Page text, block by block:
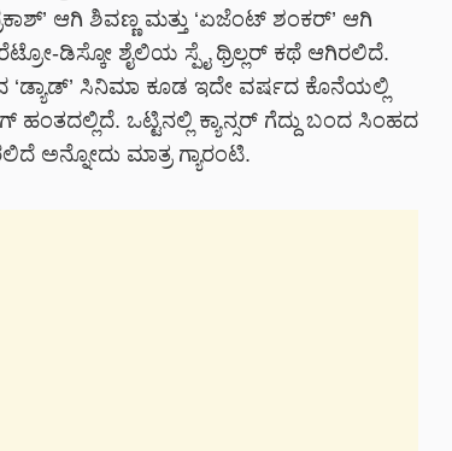
ಆಗಿ ಶಿವಣ್ಣ ಮತ್ತು ‘ಏಜೆಂಟ್ ಶಂಕರ್’ ಆಗಿ
ಡಿಸ್ಕೋ ಶೈಲಿಯ ಸ್ಪೈ ಥ್ರಿಲ್ಲರ್ ಕಥೆ ಆಗಿರಲಿದೆ.
‘ಡ್ಯಾಡ್’ ಸಿನಿಮಾ ಕೂಡ ಇದೇ ವರ್ಷದ ಕೊನೆಯಲ್ಲಿ
ಒಟ್ಟಿನಲ್ಲಿ ಕ್ಯಾನ್ಸರ್ ಗೆದ್ದು ಬಂದ ಸಿಂಹದ
ಅನ್ನೋದು ಮಾತ್ರ ಗ್ಯಾರಂಟಿ.